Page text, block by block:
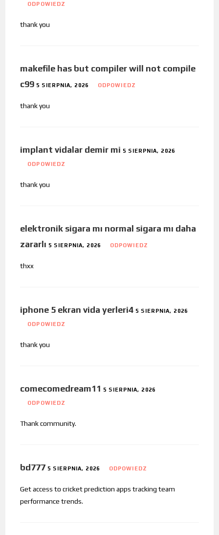
ODPOWIEDZ
thank you
makefile has but compiler will not compile
c99 5 SIERPNIA, 2026 ODPOWIEDZ
thank you
implant vidalar demir mi 5 SIERPNIA, 2026
ODPOWIEDZ
thank you
elektronik sigara mı normal sigara mı daha
zararlı 5 SIERPNIA, 2026 ODPOWIEDZ
thxx
iphone 5 ekran vida yerleri4 5 SIERPNIA, 2026
ODPOWIEDZ
thank you
comecomedream11 5 SIERPNIA, 2026
ODPOWIEDZ
Thank community.
bd777 5 SIERPNIA, 2026 ODPOWIEDZ
Get access to cricket prediction apps tracking team
performance trends.